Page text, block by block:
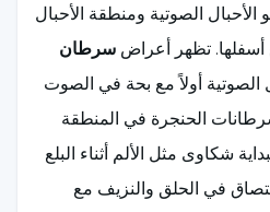
الأحبال الصوتية ومنطقة الأحبال
أسفلها. تظهر أعراض سرطان
الصوتية أولاً مع بحة في الصوت
الحنجرة في المنطقة
شكاوى مثل الألم أثناء البلع
في الحلق والنزيف مع